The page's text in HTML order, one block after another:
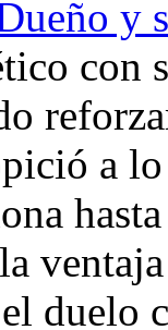
y
con
a
duelo